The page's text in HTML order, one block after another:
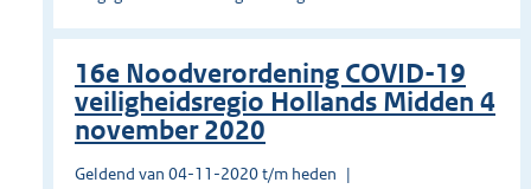
16e Noodverordening COVID-19
veiligheidsregio Hollands Midden 4
november 2020
Geldend van 04-11-2020 t/m heden